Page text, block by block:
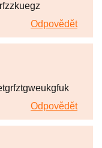
Odpovědět
Odpovědět